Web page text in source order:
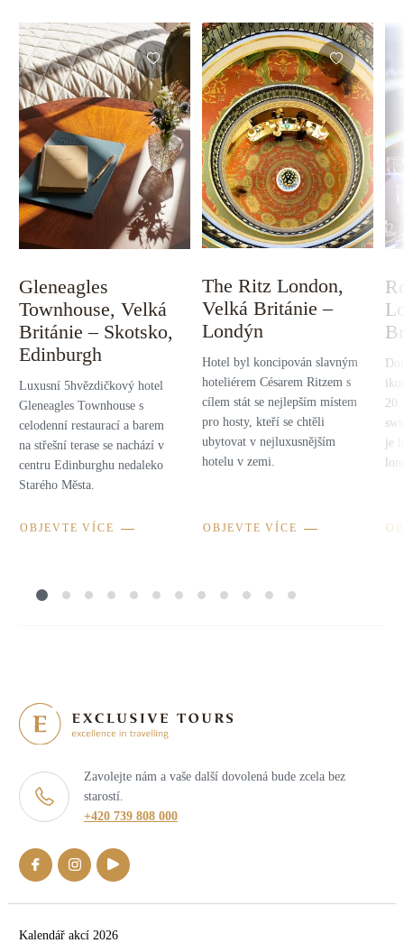
Gleneagles
Townhouse, Velká
Británie – Skotsko,
Edinburgh
Luxusní 5hvězdičkový hotel
Gleneagles Townhouse s
celodenní restaurací a barem
na střešní terase se nachází v
centru Edinburghu nedaleko
Starého Města.
OBJEVTE VÍCE
The Ritz London,
Velká Británie –
Londýn
Hotel byl koncipován slavným
hoteliérem Césarem Ritzem s
cílem stát se nejlepším místem
pro hosty, kteří se chtěli
ubytovat v nejluxusnějším
hotelu v zemi.
OBJEVTE VÍCE
je
Zavolejte nám a vaše další dovolená bude zcela bez
starostí.
+420 739 808 000
Kalendář akcí 2026